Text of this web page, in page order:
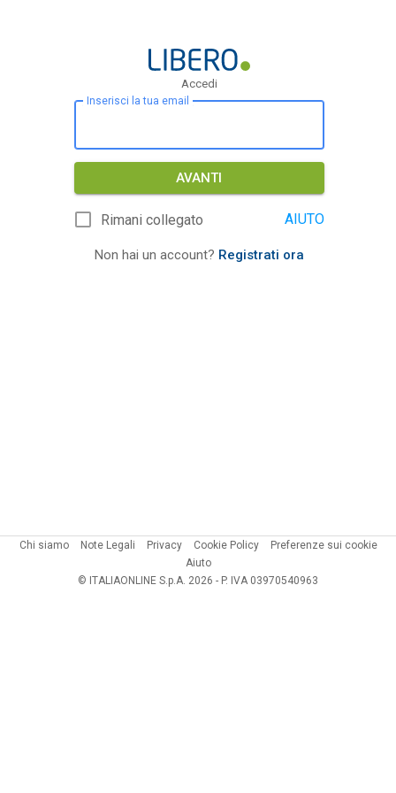
Accedi
Inserisci la tua email
AVANTI
Rimani collegato AIUTO
Non hai un account? Registrati ora
Chi siamo Note Legali Privacy Cookie Policy
Preferenze sui cookie
Aiuto
© ITALIAONLINE S.p.A. 2026 - P. IVA 03970540963